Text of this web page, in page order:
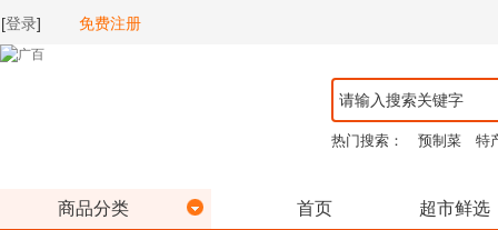
[登录] 免费注册
热门搜索： 预制菜 特
商品分类 首页 超市鲜选